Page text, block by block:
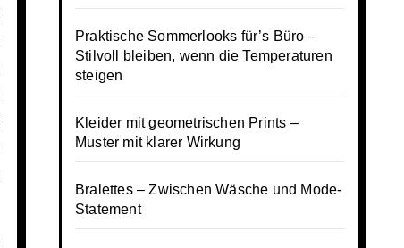
Praktische Sommerlooks für’s Büro –
Stilvoll bleiben, wenn die Temperaturen
steigen
Kleider mit geometrischen Prints –
Muster mit klarer Wirkung
Bralettes – Zwischen Wäsche und Mode-
Statement